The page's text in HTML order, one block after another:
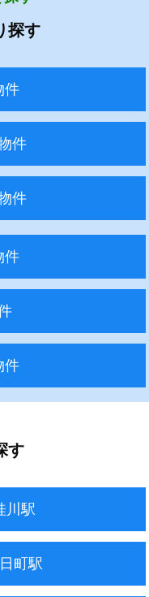
探す
件
件
件
件
件
す
駅
町駅